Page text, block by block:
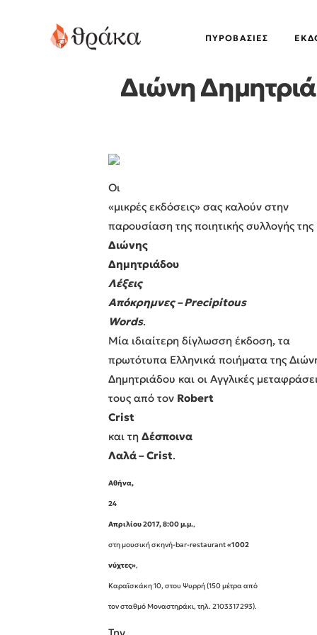
ΠΥΡΟΒΑΣΊΕΣ
Διώνη
Οι
«μικρές εκδόσεις» σας καλούν στην
παρουσίαση της ποιητικής συλλογής της
Διώνης
Δημητριάδου
Λέξεις
Απόκρημνες –Precipitous
Words.
Μία ιδιαίτερη δίγλωσση έκδοση, τα
πρωτότυπα Ελληνικά ποιήματα της
Δημητριάδου και οι Αγγλικές
τους από τον Robert
Crist
και τηΔέσποινα
Λαλά – Crist.
Αθήνα,
24
Απριλίου 2017, 8:00 μ.μ.,
στη μουσική σκηνή-bar-restaurant«1002
νύχτες»,
Καραϊσκάκη 10, στου Ψυρρή (150 μέτρα από
τον σταθμό Μοναστηράκι, τηλ. 2103317293).